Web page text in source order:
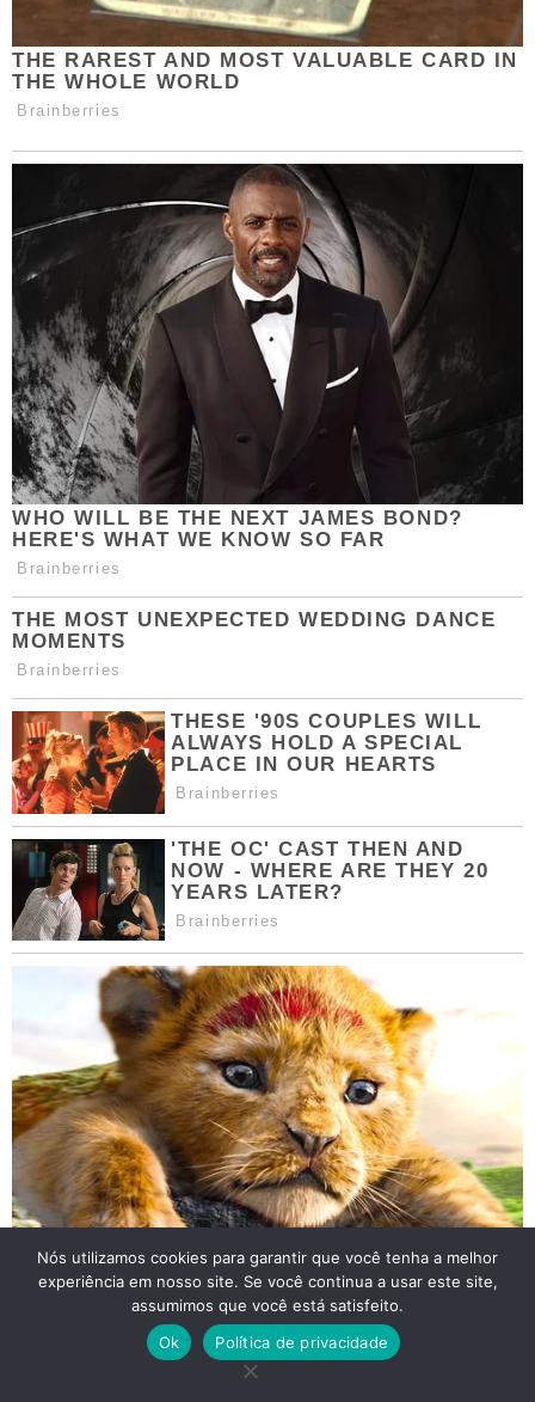
Nós utilizamos cookies para garantir que você tenha a melhor
experiência em nosso site. Se você continua a usar este site,
assumimos que você está satisfeito.
Ok
Política de privacidade